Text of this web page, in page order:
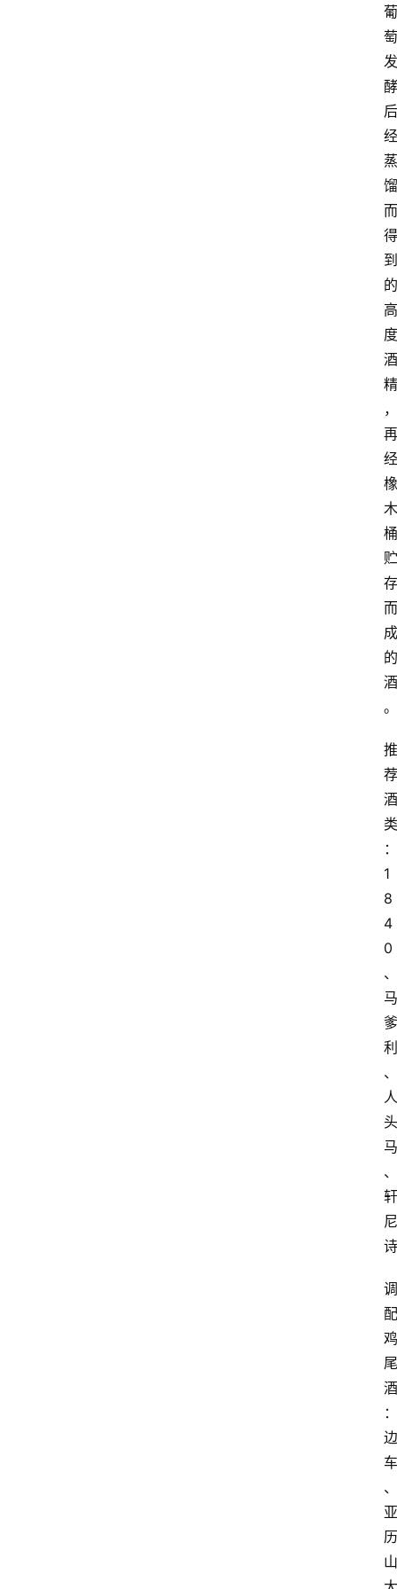
葡
萄
发
酵
后
经
蒸
馏
而
得
到
的
高
度
酒
精
，
再
经
橡
木
桶
贮
存
而
成
的
酒
。
推
荐
酒
类
：
1
8
4
0
、
马
爹
利
、
人
头
马
、
轩
尼
诗
调
配
鸡
尾
酒
：
边
车
、
亚
历
山